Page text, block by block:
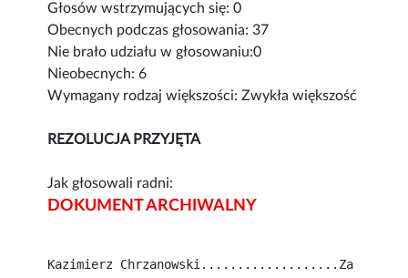
Głosów wstrzymujących się: 0
Obecnych podczas głosowania: 37
Nie brało udziału w głosowaniu:0
Nieobecnych: 6
Wymagany rodzaj większości: Zwykła większość
REZOLUCJA PRZYJĘTA
Jak głosowali radni:
DOKUMENT ARCHIWALNY
Kazimierz Chrzanowski...................Za